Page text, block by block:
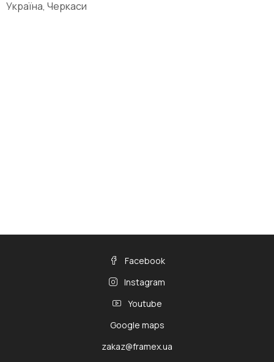
Україна, Черкаси
Facebook
Instagram
Youtube
Google maps
zakaz@framex.ua